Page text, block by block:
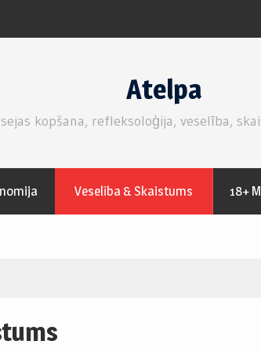
PUTUKRĒJUMA PILDĪJUMU.
Atelpa
kopšana, refleksoloģija, veselība,
Veselība & Skaistums 18+